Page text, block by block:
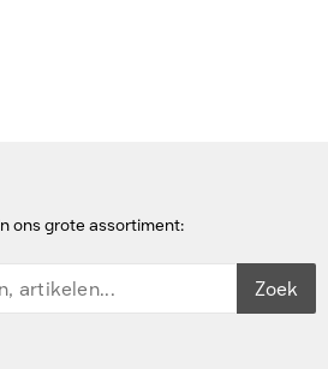
ons grote assortiment:
Zoek